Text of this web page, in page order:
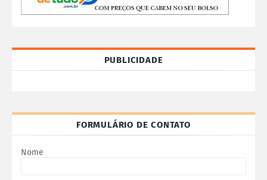
PUBLICIDADE
FORMULÁRIO DE CONTATO
Nome